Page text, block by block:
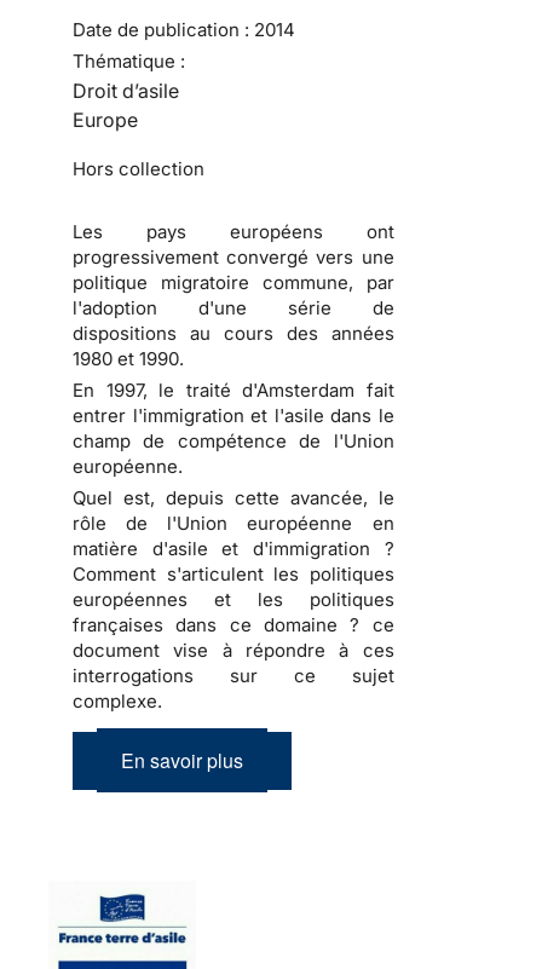
Date de publication : 2014
Thématique :
Droit d’asile
Europe
Hors collection
Les pays européens ont
progressivement convergé vers une
politique migratoire commune, par
l'adoption d'une série de
dispositions au cours des années
1980 et 1990.
En 1997, le traité d'Amsterdam fait
entrer l'immigration et l'asile dans le
champ de compétence de l'Union
européenne.
Quel est, depuis cette avancée, le
rôle de l'Union européenne en
matière d'asile et d'immigration ?
Comment s'articulent les politiques
européennes et les politiques
françaises dans ce domaine ? ce
document vise à répondre à ces
interrogations sur ce sujet
complexe.
En savoir plus